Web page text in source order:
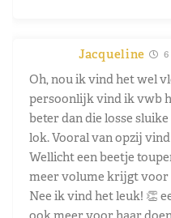
Jacqueline
Oh, nou ik vind het wel
persoonlijk vind ik vwb
beter dan die losse
lok. Vooral van opzij
Wellicht een beetje
meer volume krijgt
Nee ik vind het leuk! 👏
ook meer voor haar